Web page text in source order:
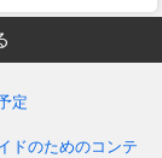
定
ドのためのコンテ